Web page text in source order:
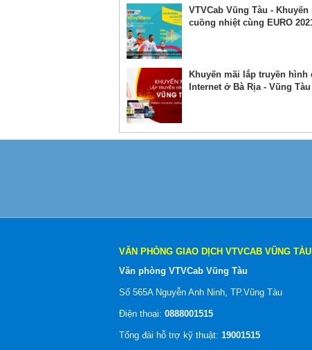
VTVCab Vũng Tàu - Khuyến
cuồng nhiệt cùng EURO
Khuyến mãi lắp truyền hình
Internet ở Bà Rịa - Vũng Tàu
VĂN PHÒNG GIAO DỊCH VTVCAB VŨNG TÀU
Văn phòng VTVCab Vũng Tàu
Số 565A Nguyễn Anh Ninh, TP.Vũng Tàu
Điện thoại: 0888001515
Tổng đài hỗ trợ kỹ thuật: 19001515